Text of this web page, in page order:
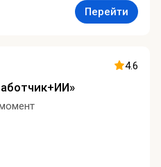
Перейти
4.6